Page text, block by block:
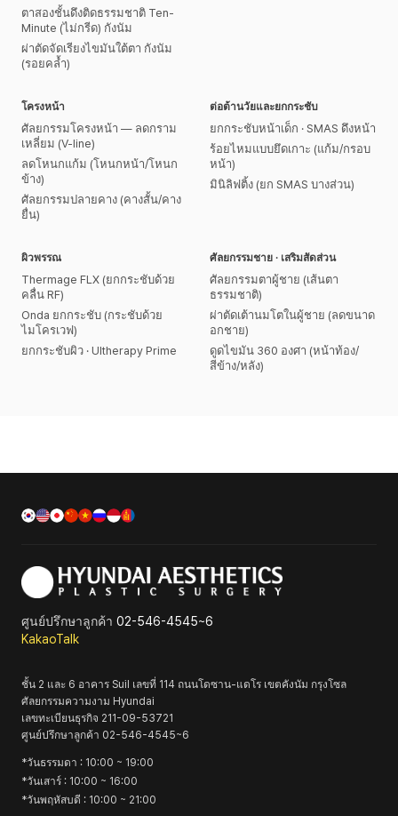
ตาสองชั้นดึงติดธรรมชาติ Ten-
Minute (ไม่กรีด) กังนัม
ผ่าตัดจัดเรียงไขมันใต้ตา กังนัม
(รอยคล้ำ)
โครงหน้า
ศัลยกรรมโครงหน้า — ลดกราม
เหลี่ยม (V-line)
ลดโหนกแก้ม (โหนกหน้า/โหนก
ข้าง)
ศัลยกรรมปลายคาง (คางสั้น/คาง
ยื่น)
ต่อต้านวัยและยกกระชับ
ยกกระชับหน้าเด็ก · SMAS ดึงหน้า
ร้อยไหมแบบยึดเกาะ (แก้ม/กรอบ
หน้า)
มินิลิฟติ้ง (ยก SMAS บางส่วน)
ผิวพรรณ
Thermage FLX (ยกกระชับด้วย
คลื่น RF)
Onda ยกกระชับ (กระชับด้วย
ไมโครเวฟ)
ยกกระชับผิว · Ultherapy Prime
ศัลยกรรมชาย · เสริมสัดส่วน
ศัลยกรรมตาผู้ชาย (เส้นตา
ธรรมชาติ)
ผ่าตัดเต้านมโตในผู้ชาย (ลดขนาด
อกชาย)
ดูดไขมัน 360 องศา (หน้าท้อง/
สีข้าง/หลัง)
ศูนย์ปรึกษาลูกค้า 02-546-4545~6
KakaoTalk
ชั้น 2 และ 6 อาคาร Suil เลขที่ 114 ถนนโดซาน-แดโร เขตคังนัม กรุงโซล
ศัลยกรรมความงาม Hyundai
เลขทะเบียนธุรกิจ 211-09-53721
ศูนย์ปรึกษาลูกค้า 02-546-4545~6
*วันธรรมดา : 10:00 ~ 19:00
*วันเสาร์ : 10:00 ~ 16:00
*วันพฤหัสบดี : 10:00 ~ 21:00